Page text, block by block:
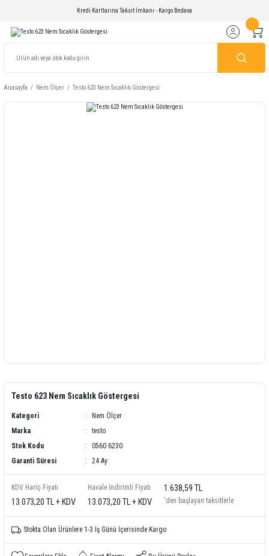
Kredi Kartlarına Taksit İmkanı - Kargo Bedava
Anasayfa Nem Ölçer Testo 623 Nem Sıcaklık Göstergesi
Testo 623 Nem Sıcaklık Göstergesi
Kategori
Nem Ölçer
Marka
testo
Stok Kodu
0560 6230
Garanti Süresi
24 Ay
KDV Hariç Fiyatı
13.073,20 TL + KDV
Havale İndirimli Fiyatı
13.073,20 TL + KDV
1.638,59 TL
'den başlayan taksitlerle
Stokta Olan Ürünlere 1-3 İş Günü İçerisinde Kargo